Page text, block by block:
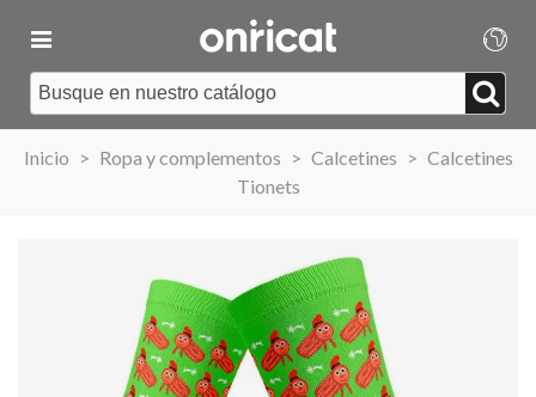
Inicio > Ropa y complementos > Calcetines > Calcetines
Tionets